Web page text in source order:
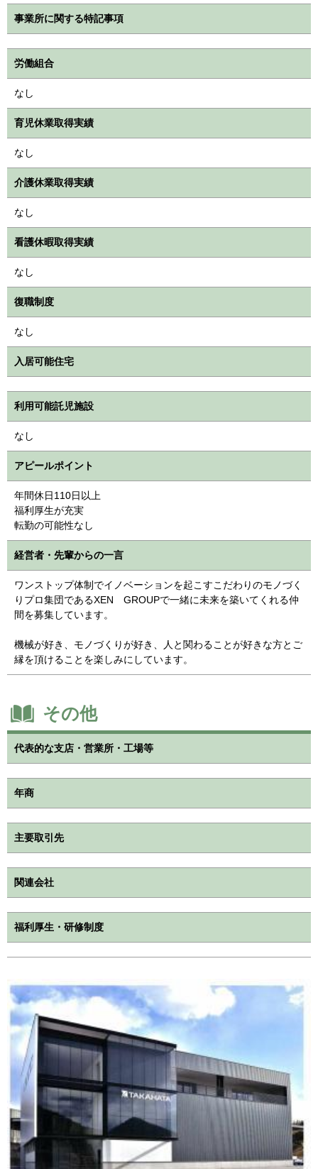
事業所に関する特記事項
労働組合
なし
育児休業取得実績
なし
介護休業取得実績
なし
看護休暇取得実績
なし
復職制度
なし
入居可能住宅
利用可能託児施設
なし
アピールポイント
年間休日110日以上
福利厚生が充実
転勤の可能性なし
経営者・先輩からの一言
ワンストップ体制でイノベーションを起こすこだわりのモノづく
りプロ集団であるXEN GROUPで一緒に未来を築いてくれる仲
間を募集しています。
機械が好き、モノづくりが好き、人と関わることが好きな方とご
縁を頂けることを楽しみにしています。
その他
代表的な支店・営業所・工場等
年商
主要取引先
関連会社
福利厚生・研修制度